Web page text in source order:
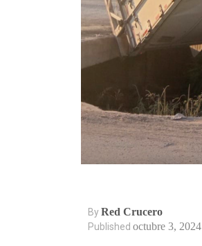
ByRed Crucero
Published octubre 3, 2024